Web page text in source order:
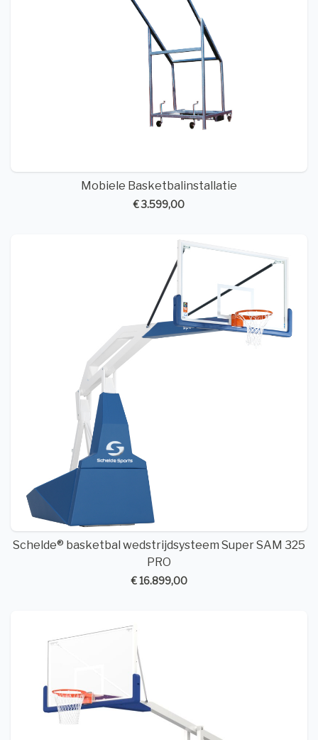
Mobiele Basketbalinstallatie
€ 3.599,00
Schelde® basketbal wedstrijdsysteem Super SAM 325
PRO
€ 16.899,00